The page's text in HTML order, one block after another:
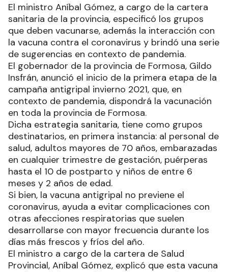
El ministro Aníbal Gómez, a cargo de la cartera
sanitaria de la provincia, especificó los grupos
que deben vacunarse, además la interacción con
la vacuna contra el coronavirus y brindó una serie
de sugerencias en contexto de pandemia.
El gobernador de la provincia de Formosa, Gildo
Insfrán, anunció el inicio de la primera etapa de la
campaña antigripal invierno 2021, que, en
contexto de pandemia, dispondrá la vacunación
en toda la provincia de Formosa.
Dicha estrategia sanitaria, tiene como grupos
destinatarios, en primera instancia: al personal de
salud, adultos mayores de 70 años, embarazadas
en cualquier trimestre de gestación, puérperas
hasta el 10 de postparto y niños de entre 6
meses y 2 años de edad.
Si bien, la vacuna antigripal no previene el
coronavirus, ayuda a evitar complicaciones con
otras afecciones respiratorias que suelen
desarrollarse con mayor frecuencia durante los
días más frescos y fríos del año.
El ministro a cargo de la cartera de Salud
Provincial, Aníbal Gómez, explicó que esta vacuna